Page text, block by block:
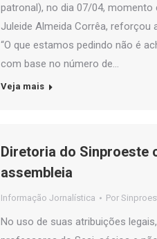
patronal), no dia 07/04,
Juleide Almeida Corrêa,
“O que estamos pedindo não é
com base no número de…
Veja mais
Diretoria do Sinproeste
assembleia
Informação Jornalística Por
No uso de suas atribuições